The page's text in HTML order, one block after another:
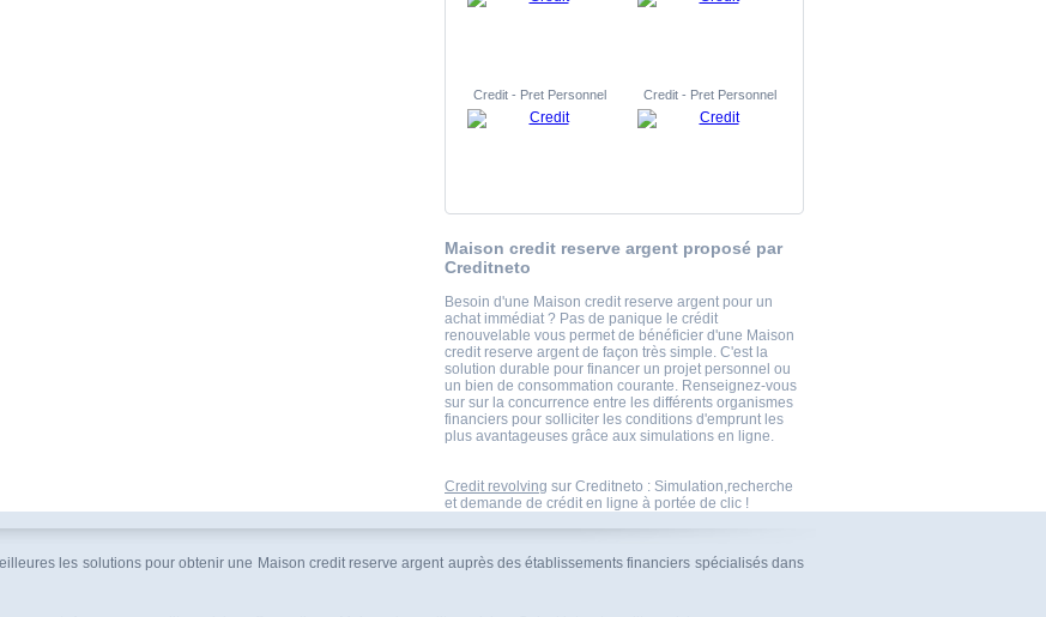
Credit - Pret Personnel Credit - Pret Personnel
Maison credit reserve argent proposé par
Creditneto
Besoin d'une Maison credit reserve argent pour un
achat immédiat ? Pas de panique le crédit
renouvelable vous permet de bénéficier d'une Maison
credit reserve argent de façon très simple. C'est la
solution durable pour financer un projet personnel ou
un bien de consommation courante. Renseignez-vous
sur sur la concurrence entre les différents organismes
financiers pour solliciter les conditions d'emprunt les
plus avantageuses grâce aux simulations en ligne.
Credit revolving sur Creditneto : Simulation,recherche
et demande de crédit en ligne à portée de clic !
les solutions pour obtenir une Maison credit reserve argent auprès des établissements financiers spécialisés dans